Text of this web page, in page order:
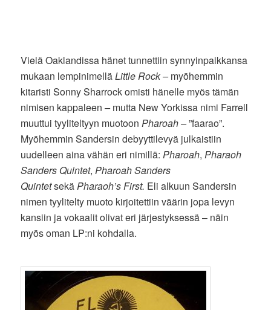
Vielä Oaklandissa hänet tunnettiin synnyinpaikkansa
mukaan lempinimelläLittle Rock –myöhemmin
kitaristi Sonny Sharrock omisti hänelle myös tämän
nimisen kappaleen–mutta New Yorkissa nimi Farrell
muuttui tyyliteltyyn muotoonPharoah –”faarao”.
Myöhemmin Sandersin debyyttilevyä julkaistiin
uudelleen aina vähän eri nimillä:Pharoah,Pharaoh
Sanders Quintet,Pharoah Sanders
QuintetsekäPharaoh’s First. Eli alkuun Sandersin
nimen tyylitelty muoto kirjoitettiin väärin jopa levyn
kansiin ja vokaalit olivat eri järjestyksessä – näin
myös oman LP:ni kohdalla.